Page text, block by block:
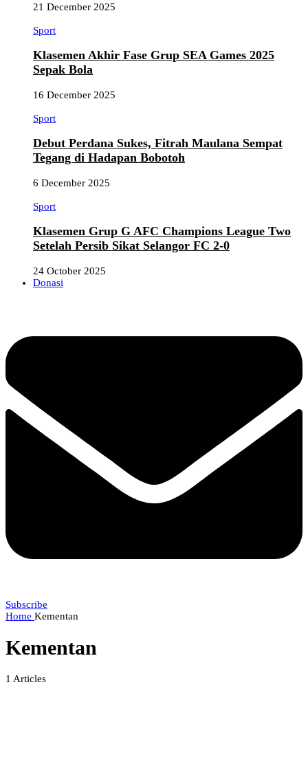
21 December 2025
Sport
Klasemen Akhir Fase Grup SEA Games 2025
Sepak Bola
16 December 2025
Sport
Debut Perdana Sukes, Fitrah Maulana Sempat
Tegang di Hadapan Bobotoh
6 December 2025
Sport
Klasemen Grup G AFC Champions League Two
Setelah Persib Sikat Selangor FC 2-0
24 October 2025
Donasi
Subscribe
Home Kementan
Kementan
1 Articles